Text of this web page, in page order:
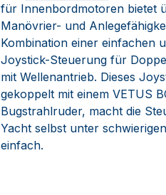
für Innenbordmotoren bietet
Manövrier- und
Kombination einer einfachen
Joystick-Steuerung für
mit Wellenantrieb. Dieses
gekoppelt mit einem VETUS
Bugstrahlruder, macht die
Yacht selbst unter
einfach.